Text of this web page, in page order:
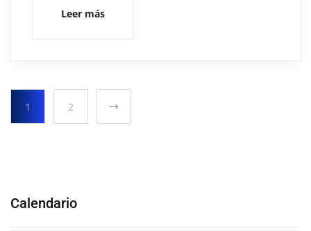
Leer más
1 2
Calendario